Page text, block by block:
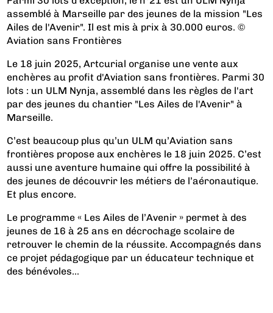
assemblé à Marseille par des jeunes de la mission "Les
Ailes de l'Avenir". Il est mis à prix à 30.000 euros. ©
Aviation sans Frontières
Le 18 juin 2025, Artcurial organise une vente aux
enchères au profit d'Aviation sans frontières. Parmi 30
lots : un ULM Nynja, assemblé dans les règles de l'art
par des jeunes du chantier "Les Ailes de l'Avenir" à
Marseille.
C’est beaucoup plus qu’un ULM qu’Aviation sans
frontières propose aux enchères le 18 juin 2025. C’est
aussi une aventure humaine qui offre la possibilité à
des jeunes de découvrir les métiers de l’aéronautique.
Et plus encore.
Le programme « Les Ailes de l’Avenir » permet à des
jeunes de 16 à 25 ans en décrochage scolaire de
retrouver le chemin de la réussite. Accompagnés dans
ce projet pédagogique par un éducateur technique et
des bénévoles...